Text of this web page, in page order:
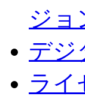
ジョ
デジ
ライ